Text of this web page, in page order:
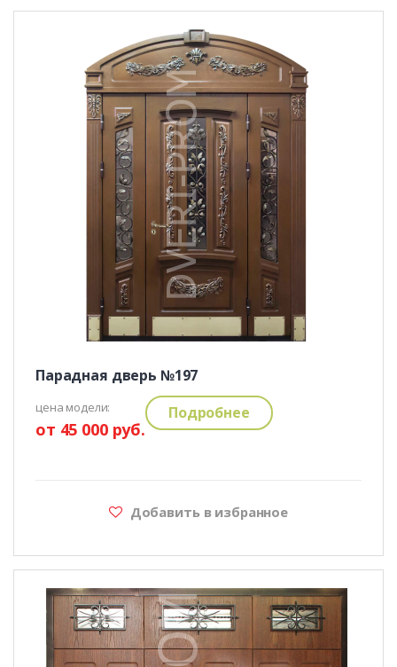
Парадная дверь №197
цена модели:
от 45 000 руб.
Подробнее
Добавить в избранное